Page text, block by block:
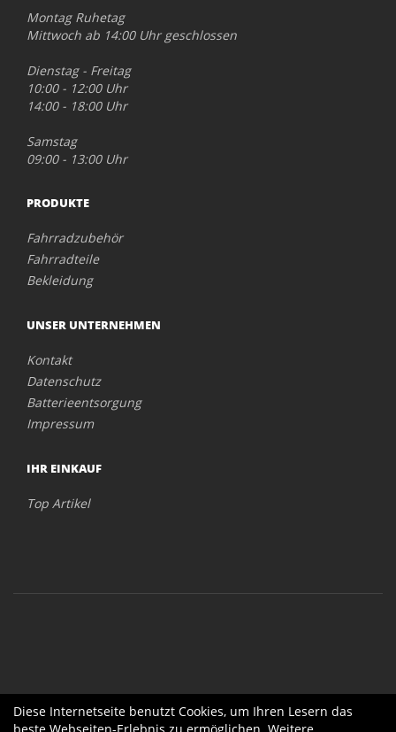
Montag Ruhetag
Mittwoch ab 14:00 Uhr geschlossen
Dienstag - Freitag
10:00 - 12:00 Uhr
14:00 - 18:00 Uhr
Samstag
09:00 - 13:00 Uhr
PRODUKTE
Fahrradzubehör
Fahrradteile
Bekleidung
UNSER UNTERNEHMEN
Kontakt
Datenschutz
Batterieentsorgung
Impressum
IHR EINKAUF
Top Artikel
Diese Internetseite benutzt Cookies, um Ihren Lesern das